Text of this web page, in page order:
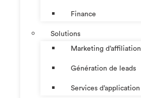
Finance
Solutions
Marketing d’affiliation
Génération de leads
Services d’application